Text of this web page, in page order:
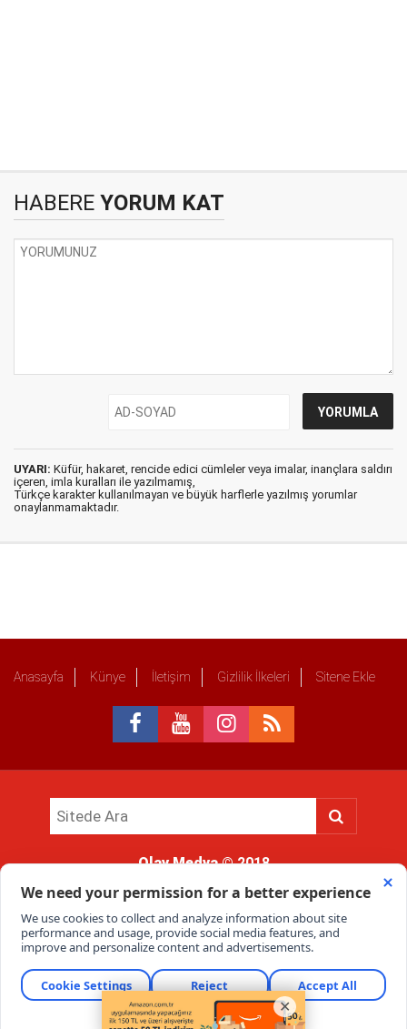
HABERE YORUM KAT
UYARI: Küfür, hakaret, rencide edici cümleler veya imalar, inançlara saldırı
içeren, imla kuralları ile yazılmamış,
Türkçe karakter kullanılmayan ve büyük harflerle yazılmış yorumlar
onaylanmamaktadır.
Anasayfa Künye İletişim Gizlilik İlkeleri Sitene Ekle
Olay Medya© 2018
kullanımı hukuki yaptırıma tabidir.
Haber Portalı Yazılımı